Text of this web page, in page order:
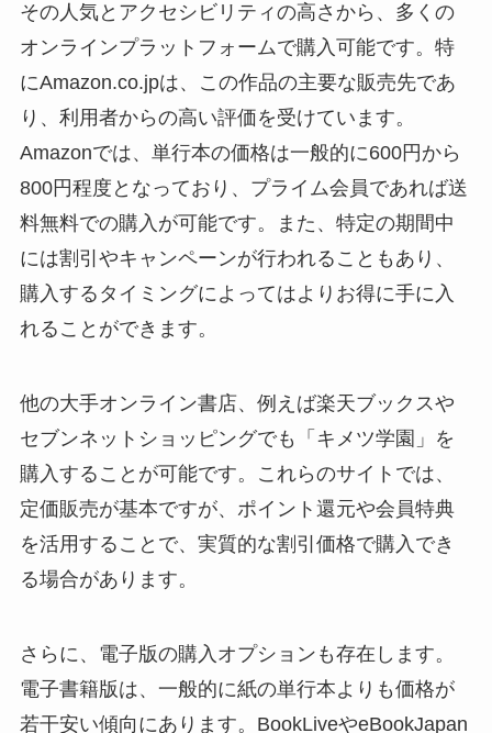
その人気とアクセシビリティの高さから、多くの
オンラインプラットフォームで購入可能です。特
にAmazon.co.jpは、この作品の主要な販売先であ
り、利用者からの高い評価を受けています。
Amazonでは、単行本の価格は一般的に600円から
800円程度となっており、プライム会員であれば送
料無料での購入が可能です。また、特定の期間中
には割引やキャンペーンが行われることもあり、
購入するタイミングによってはよりお得に手に入
れることができます。
他の大手オンライン書店、例えば楽天ブックスや
セブンネットショッピングでも「キメツ学園」を
購入することが可能です。これらのサイトでは、
定価販売が基本ですが、ポイント還元や会員特典
を活用することで、実質的な割引価格で購入でき
る場合があります。
さらに、電子版の購入オプションも存在します。
電子書籍版は、一般的に紙の単行本よりも価格が
若干安い傾向にあります。BookLiveやeBookJapan